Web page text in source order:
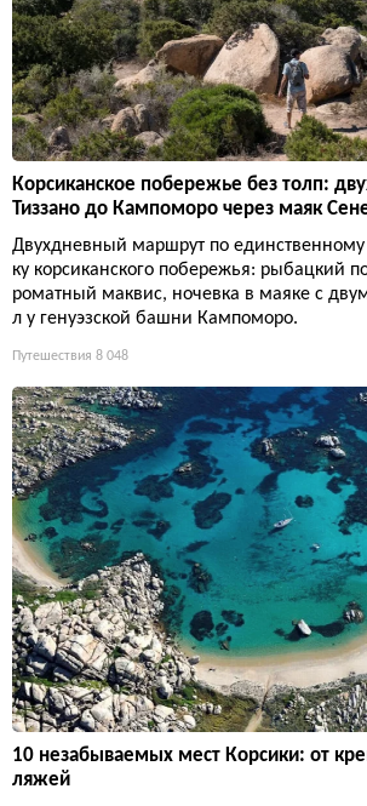
Корсиканское побережье без толп:
Тиззано до Кампоморо через маяк
Двухдневный маршрут по единственному
ку корсиканского побережья: рыбацкий
роматный маквис, ночевка в маяке с
л у генуэзской башни Кампоморо.
Путешествия 8 048
10 незабываемых мест Корсики: от
ляжей